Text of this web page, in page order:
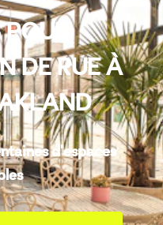
DE RUE À
d'espaces